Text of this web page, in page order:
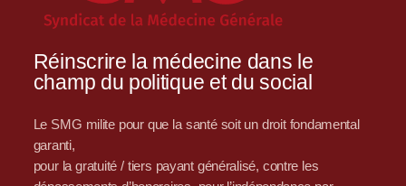
Réinscrire la médecine dans le
champ du politique et du social
Le SMG milite pour que la santé soit un droit fondamental
garanti,
pour la gratuité / tiers payant généralisé, contre les